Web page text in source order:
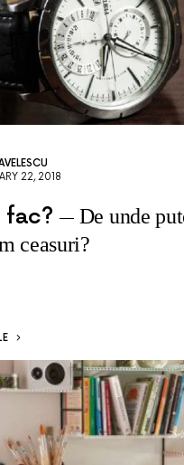
22, 2018
fac?
De unde
ceasuri?